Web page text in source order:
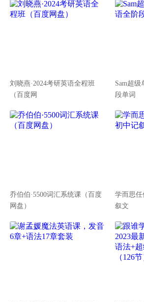
刘晓燕·2024考研英语全程班
（百度网
Sam超
段单词
乔伯伯·5500词汇系统课（百度
网盘）
学而思任
叙文